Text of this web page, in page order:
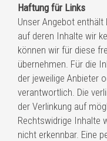
Haftung für Links
Unser Angebot enthält
auf deren Inhalte wir
können wir für diese
übernehmen. Für die
der jeweilige Anbieter
verantwortlich. Die
der Verlinkung auf
Rechtswidrige Inhalte
nicht erkennbar. Eine